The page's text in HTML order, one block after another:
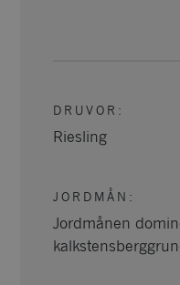
DRUVOR :
Riesling
JORDMÅN :
Jordmånen